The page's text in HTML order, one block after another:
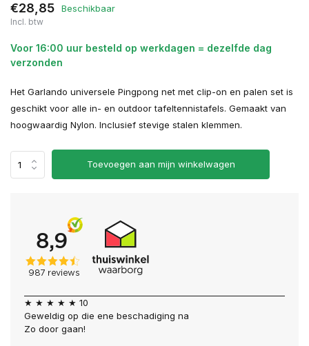
€28,85 Beschikbaar
Incl. btw
Voor 16:00 uur besteld op werkdagen = dezelfde dag
verzonden
Het Garlando universele Pingpong net met clip-on en palen set is
geschikt voor alle in- en outdoor tafeltennistafels. Gemaakt van
hoogwaardig Nylon. Inclusief stevige stalen klemmen.
Toevoegen aan mijn winkelwagen
★ ★ ★ ★ ★ 10
Geweldig op die ene beschadiging na
Zo door gaan!